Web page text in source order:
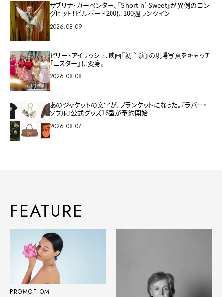
サブリナ・カーペンター、『Short n’ Sweet』が異例のロン
グヒット！ビルボード200に100週ランクイン
2026.08.09
ビリー・アイリッシュ、映画『初主演』の現場写真をキャッチ
「エスター」に変身。
2026.08.08
あのジャケットの文字が、ブランケットになった。『ラバー・
ソウル』公式グッズ16型が予約開始
2026.08.07
FEATURE
PROMOTIOM